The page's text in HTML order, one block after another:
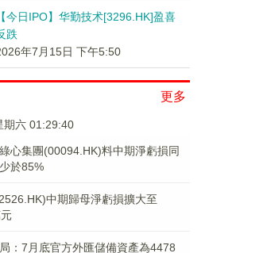
【今日IPO】华勤技术[3296.HK]盈喜
跌
年7月15日 下午5:50
更多
期六 01:29:41
綠心集團(00094.HK)料中期淨虧損同
於85%
中期歸母淨虧損擴大至
：7月底官方外匯儲備資產為4478